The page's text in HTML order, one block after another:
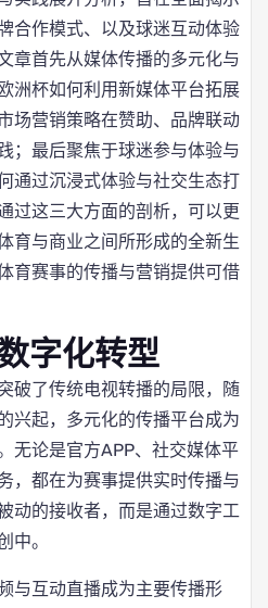
合作模式、以及球迷互动体验
章首先从媒体传播的多元化与
洲杯如何利用新媒体平台拓展
场营销策略在赞助、品牌联动
；最后聚焦于球迷参与体验与
通过沉浸式体验与社交生态打
过这三大方面的剖析，可以更
育与商业之间所形成的全新生
育赛事的传播与营销提供可借
字化转型
破了传统电视转播的局限，随
兴起，多元化的传播平台成为
无论是官方APP、社交媒体平
，都在为赛事提供实时传播与
动的接收者，而是通过数字工
中。
与互动直播成为主要传播形